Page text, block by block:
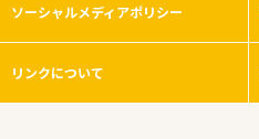
ソーシャルメディアポリシー
リンクについて